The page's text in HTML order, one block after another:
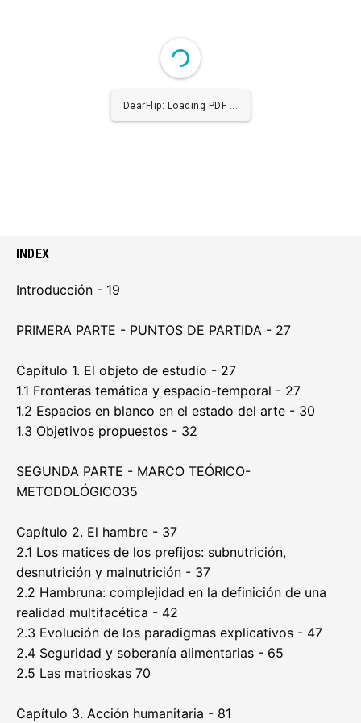
INDEX
Introducción - 19
PRIMERA PARTE - PUNTOS DE PARTIDA - 27
Capítulo 1. El objeto de estudio - 27
1.1 Fronteras temática y espacio-temporal - 27
1.2 Espacios en blanco en el estado del arte - 30
1.3 Objetivos propuestos - 32
SEGUNDA PARTE - MARCO TEÓRICO-
METODOLÓGICO35
Capítulo 2. El hambre - 37
2.1 Los matices de los prefijos: subnutrición,
desnutrición y malnutrición - 37
2.2 Hambruna: complejidad en la definición de una
realidad multifacética - 42
2.3 Evolución de los paradigmas explicativos - 47
2.4 Seguridad y soberanía alimentarias - 65
2.5 Las matrioskas 70
Capítulo 3. Acción humanitaria - 81